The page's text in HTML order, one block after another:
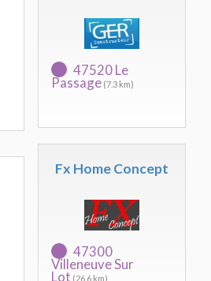
47520 Le
Passage (7.3 km)
Fx Home Concept
47300
Villeneuve Sur
Lot (26.6 km)